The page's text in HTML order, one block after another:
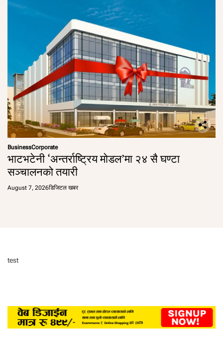
BusinessCorporate
भाटभटेनी ‘अन्तर्राष्ट्रिय मोडल’मा २४ सै घण्टा
सञ्चालनको तयारी
August 7, 2026डिजिटल खबर
test